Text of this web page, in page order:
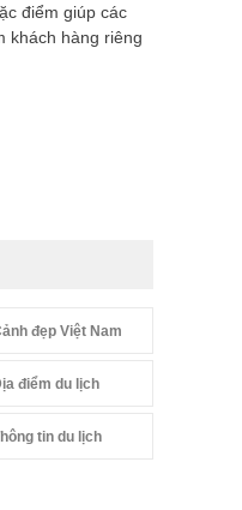
điểm giúp các
khách hàng riêng
đẹp Việt Nam
điểm du lịch
tin du lịch